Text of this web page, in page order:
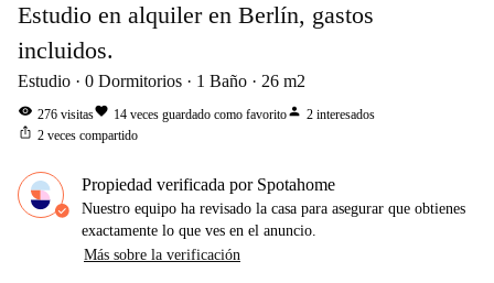
Estudio en alquiler en Berlín, gastos
incluidos.
Estudio 0 Dormitorios 1 Baño 26 m2
visibility 276 visitasfavorite 14 veces guardado como favoritoperson 2 interesados
ios_share 2 veces compartido
Propiedad verificada por Spotahome
Nuestro equipo ha revisado la casa para asegurar que obtienes
exactamente lo que ves en el anuncio.
Más sobre la verificación